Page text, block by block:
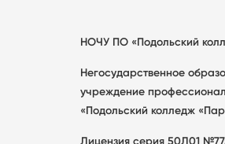
НОЧУ ПО «Подольский
Негосударственное
учреждение
«Подольский колледж
Лицензия серия 50Л01